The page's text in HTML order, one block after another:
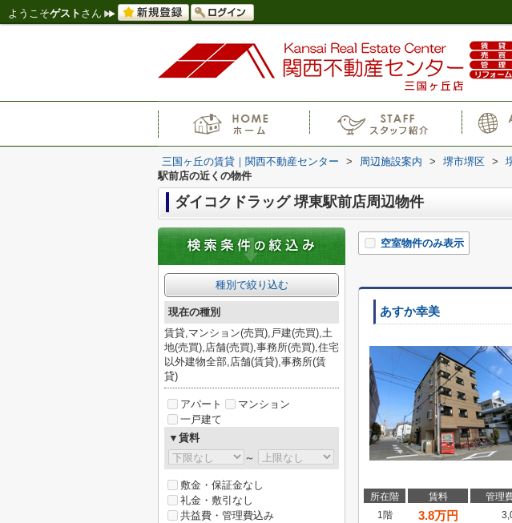
ようこそゲスト さん
三国ヶ丘の賃貸｜関西不動産センター > 周辺施設案内 > 堺市堺区 >
駅前店の近くの物件
ダイコクドラッグ 堺東駅前店周辺物件
空室物件のみ表示
あすか幸美
所在階 賃料 管理
1階
3.8万円
種別で絞り込む
現在の種別
賃貸,マンション(売買),戸建(売買),土
地(売買),店舗(売買),事務所(売買),住宅
以外建物全部,店舗(賃貸),事務所(賃
貸)
アパート
マンション
一戸建て
▼賃料
～
敷金・保証金なし
礼金・敷引なし
共益費・管理費込み